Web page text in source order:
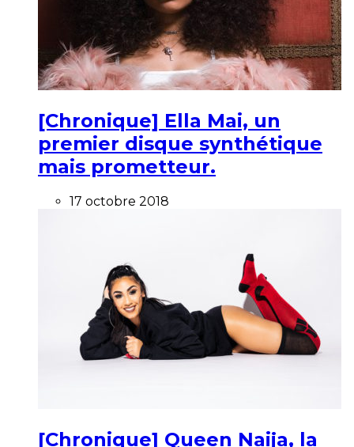
[Chronique] Ella Mai, un
premier disque synthétique
mais prometteur.
17 octobre 2018
[Chronique] Queen Naija, la